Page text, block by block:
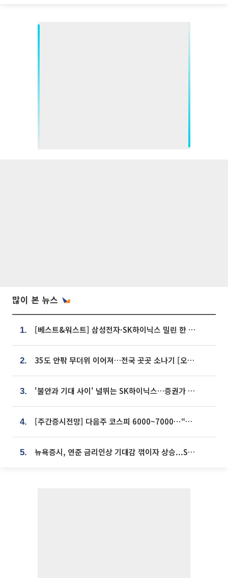
많이 본 뉴스
1. [베스트&워스트] 삼성전자·SK하이닉스 밀린 한 주…상상인증권은 85% 급등
2. 35도 안팎 무더위 이어져…전국 곳곳 소나기 [오늘 날씨]
3. '불안과 기대 사이' 널뛰는 SK하이닉스…증권가 "HBM4·LTA 기반 펀터멘털 견고"
4. [주간증시전망] 다음주 코스피 6000~7000⋯“外人 수급은 정책이 변수”
5. 뉴욕증시, 연준 금리인상 기대감 꺾이자 상승...S&P500 사상 최고치 [종합]